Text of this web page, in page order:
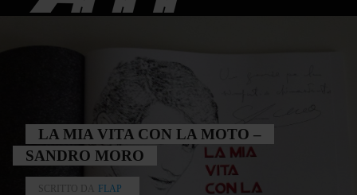
LA MIA VITA CON LA MOTO –
SANDRO MORO
SCRITTO DA
FLAP